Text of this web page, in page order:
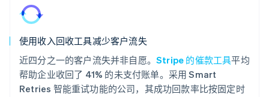
使用收入回收工具减少客户流失
近四分之一的客户流失并非自愿。 Stripe 的催款工具平均
帮助企业收回了 41% 的未支付账单。采用 Smart
Retries 智能重试功能的公司，其成功回款率比按固定时